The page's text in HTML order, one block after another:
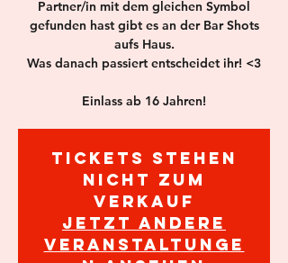
Partner/in mit dem gleichen Symbol
gefunden hast gibt es an der Bar Shots
aufs Haus.
Was danach passiert entscheidet ihr! <3
Einlass ab 16 Jahren!
Tickets stehen
nicht zum
Verkauf
Jetzt andere
Veranstaltunge